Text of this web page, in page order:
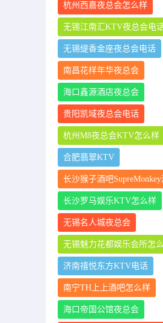
杭州西嘉夜总会怎么样
无锡江南汇KTV夜总会电
无锡缇香金座夜总会电话
南昌花样年华夜总会
海口鑫源酒店夜总会
贵阳凯域夜总会电话
杭州M8夜总会KTV怎么样
合肥翡翠KTV
长沙猴子酒吧
长沙罗马娱乐KTV怎么样
无锡名人城夜总会
无锡魅力花都娱乐会所怎
济南禧悦东方KTV电话
南宁TH上上酒吧怎么样
海口帝国公馆夜总会